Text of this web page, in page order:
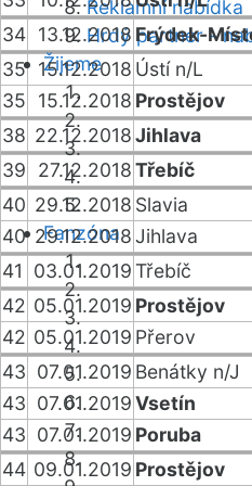
Reklamní nabídka
Hrdý partner -
Žijeme
Fanzóna
34 13.12.2018 Frýdek-
35 15.12.2018 Ústí n/L
35
15.12.2018 Prostějov
38 22.12.2018Jihlava
39
27.12.2018Třebíč
40 29.12.2018 Slavia
40 29.12.2018Jihlava
41
03.01.2019Třebíč
42 05.01.2019 Prostějov
42 05.01.2019 Přerov
43 07.01.2019 Benátky n/J
43 07.01.2019Vsetín
43 07.01.2019 Poruba
44 09.01.2019 Prostějov